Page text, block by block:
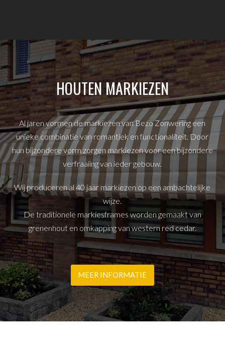
HOUTEN MARKIEZEN
Al jaren vormen de markiezen van Bezo Zonwering een
unieke combinatie van romantiek en functionaliteit. Door
hun bijzondere vorm zorgen markiezen voor een bijzondere
verfraaiing van ieder gebouw.
Wij produceren al 40 jaar markiezen op een ambachtelijke
wijze.
De traditionele markiesframes worden gemaakt van
grenenhout en omkapping van western red cedar.
MEER INFORMATIE